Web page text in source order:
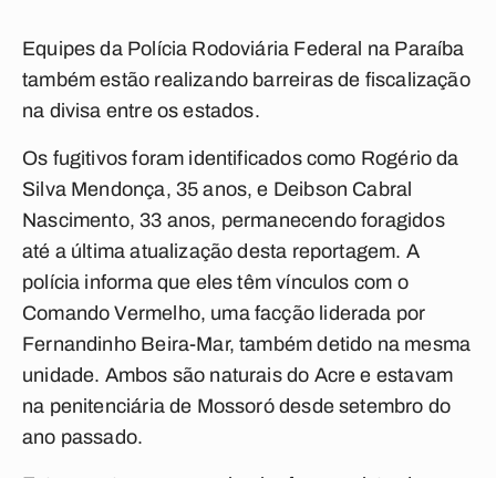
Equipes da Polícia Rodoviária Federal na Paraíba
também estão realizando barreiras de fiscalização
na divisa entre os estados.
Os fugitivos foram identificados como Rogério da
Silva Mendonça, 35 anos, e Deibson Cabral
Nascimento, 33 anos, permanecendo foragidos
até a última atualização desta reportagem. A
polícia informa que eles têm vínculos com o
Comando Vermelho, uma facção liderada por
Fernandinho Beira-Mar, também detido na mesma
unidade. Ambos são naturais do Acre e estavam
na penitenciária de Mossoró desde setembro do
ano passado.